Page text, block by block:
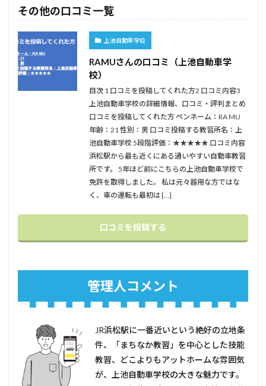
その他の口コミ一覧
上池自動車学校
RAMUさんの口コミ（上池自動車学
校）
目次 1 口コミを投稿してくれた方2 口コミ内容3
上池自動車学校の詳細情報、口コミ・評判まとめ
口コミを投稿してくれた方 ペンネーム：RA MU
年齢：21 性別：男 口コミ投稿する教習所名：上
池自動車学校 5段階評価：★★★★★ 口コミ内容
浜松駅から最も近くにある通いやすい自動車教習
所です。 5年ほど前にこちらの上池自動車学校で
免許を取得しました。 私は元々器用な方ではな
く、車の運転も最初は […]
口コミを投稿する
管理人コメント
JR浜松駅に一番近いという絶好の立地条
件、「まちなか教習」を中心とした技能
教習、どこよりもアットホームな雰囲気
が、上池自動車学校の大きな魅力です。